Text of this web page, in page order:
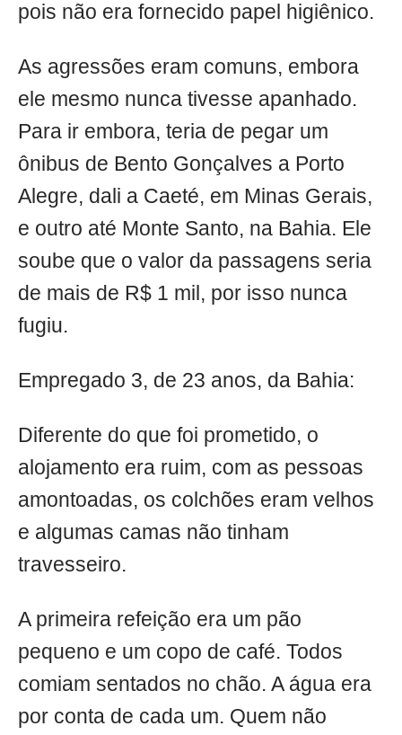
pois não era fornecido papel higiênico.
As agressões eram comuns, embora
ele mesmo nunca tivesse apanhado.
Para ir embora, teria de pegar um
ônibus de Bento Gonçalves a Porto
Alegre, dali a Caeté, em Minas Gerais,
e outro até Monte Santo, na Bahia. Ele
soube que o valor da passagens seria
de mais de R$ 1 mil, por isso nunca
fugiu.
Empregado 3, de 23 anos, da Bahia:
Diferente do que foi prometido, o
alojamento era ruim, com as pessoas
amontoadas, os colchões eram velhos
e algumas camas não tinham
travesseiro.
A primeira refeição era um pão
pequeno e um copo de café. Todos
comiam sentados no chão. A água era
por conta de cada um. Quem não